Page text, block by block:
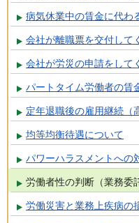
病気休業中の賃金に代わ
会社が離職票を交付して
会社が労災の申請をして
パートタイム労働者の賃
定年退職後の雇用継続（
均等均衡待遇について
パワーハラスメントへの
労働者性の判断（業務委
労働災害と業務上疾病の